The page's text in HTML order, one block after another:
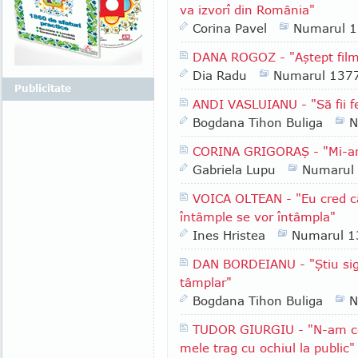
va izvorî din România"
Corina Pavel
Numarul
DANA ROGOZ - "Aştept
Dia Radu
Numarul
ANDI VASLUIANU - "Să fii
Bogdana Tihon Buliga
CORINA GRIGORAŞ -
Gabriela Lupu
VOICA OLTEAN - "Eu
întâmple se vor întâmpla"
Ines Hristea
Numarul
DAN BORDEIANU - "Ştiu
tâmplar"
Bogdana Tihon Buliga
TUDOR GIURGIU - "N-am
mele trag cu ochiul la public"
Publicitate